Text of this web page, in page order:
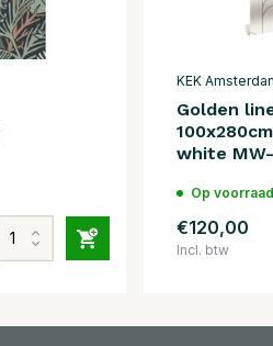
KEK
Golden
white
Op voorraad
€120,00
Incl. btw